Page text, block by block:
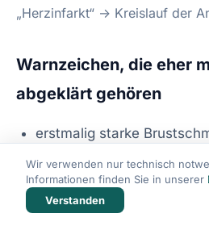
„Herzinfarkt“ → Kreislauf der
Warnzeichen, die eher
abgeklärt gehören
erstmalig starke
Ausstrahlung, Atemnot in
neu aufgetretene
Rhythmusstörungen
Wir verwenden nur technisch
Informationen finden Sie in unserer
Verstanden